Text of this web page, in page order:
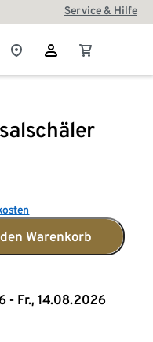
Service & Hilfe
Warenkorb
- Fr., 14.08.2026